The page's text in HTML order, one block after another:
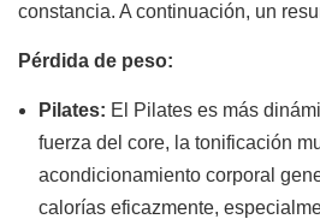
constancia. A continuación, un
Pérdida de peso:
Pilates: El Pilates es más
fuerza del core, la tonificación
acondicionamiento corporal
calorías eficazmente,